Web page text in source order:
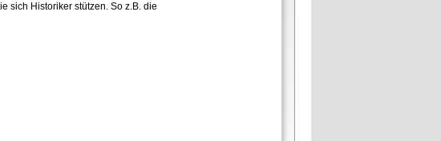
sich Historiker stützen. So z.B. die